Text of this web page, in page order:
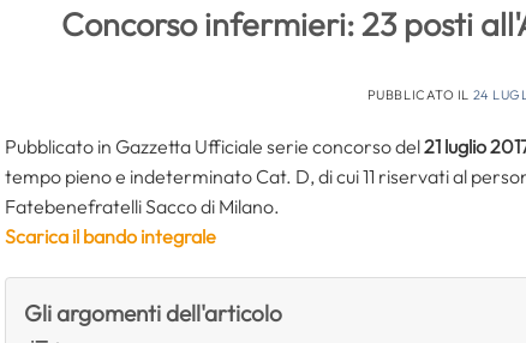
Concorso infermieri: 23 posti
PUBBLICATO IL 24
Pubblicato in Gazzetta Ufficiale serie concorso del21 luglio
tempo pieno e indeterminato Cat. D, di cui 11 riservati al
Fatebenefratelli Sacco di Milano.
Scarica il bando integrale
Gli argomenti dell'articolo